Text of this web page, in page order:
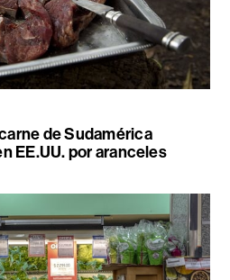
de Sudamérica
EE.UU. por aranceles